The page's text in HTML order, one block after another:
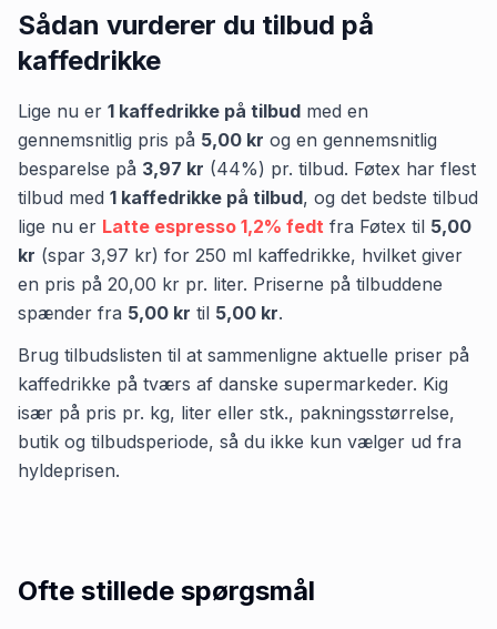
Sådan vurderer du tilbud på
kaffedrikke
Lige nu er 1 kaffedrikke på tilbud med en
gennemsnitlig pris på 5,00 kr og en gennemsnitlig
besparelse på 3,97 kr (44%) pr. tilbud. Føtex har flest
tilbud med 1 kaffedrikke på tilbud, og det bedste tilbud
lige nu er Latte espresso 1,2% fedt fra Føtex til 5,00
kr (spar 3,97 kr) for 250 ml kaffedrikke, hvilket giver
en pris på 20,00 kr pr. liter. Priserne på tilbuddene
spænder fra 5,00 kr til 5,00 kr.
Brug tilbudslisten til at sammenligne aktuelle priser på
kaffedrikke på tværs af danske supermarkeder. Kig
især på pris pr. kg, liter eller stk., pakningsstørrelse,
butik og tilbudsperiode, så du ikke kun vælger ud fra
hyldeprisen.
Ofte stillede spørgsmål